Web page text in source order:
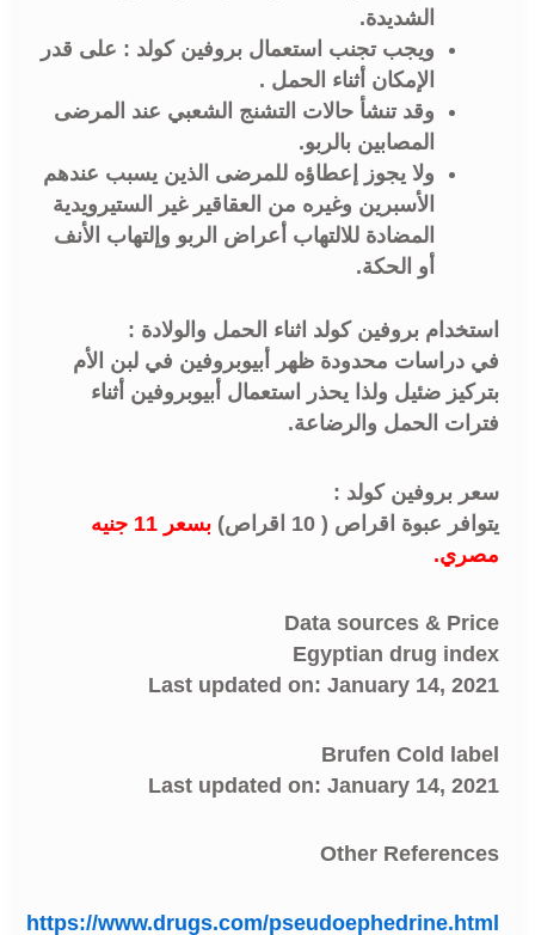
الشديدة.
ويجب تجنب استعمال بروفين كولد : على قدر
الإمكان أثناء الحمل .
وقد تنشأ حالات التشنج الشعبي عند المرضى
المصابين بالربو.
ولا يجوز إعطاؤه للمرضى الذين يسبب عندهم
الأسبرين وغيره من العقاقير غير الستيرويدية
المضادة للالتهاب أعراض الربو وإلتهاب الأنف
أو الحكة.
استخدام بروفين كولد اثناء الحمل والولادة :
في دراسات محدودة ظهر أبيوبروفين في لبن الأم
بتركيز ضئيل ولذا يحذر استعمال أبيوبروفين أثناء
فترات الحمل والرضاعة.
سعر بروفين كولد :
يتوافر عبوة اقراص ( 10 اقراص)
بسعر 11 جنيه
مصري.
Data sources & Price
Egyptian drug index
Last updated on: January 14, 2021
Brufen Cold label
Last updated on: January 14, 2021
Other References
https://www.drugs.com/pseudoephedrine.html